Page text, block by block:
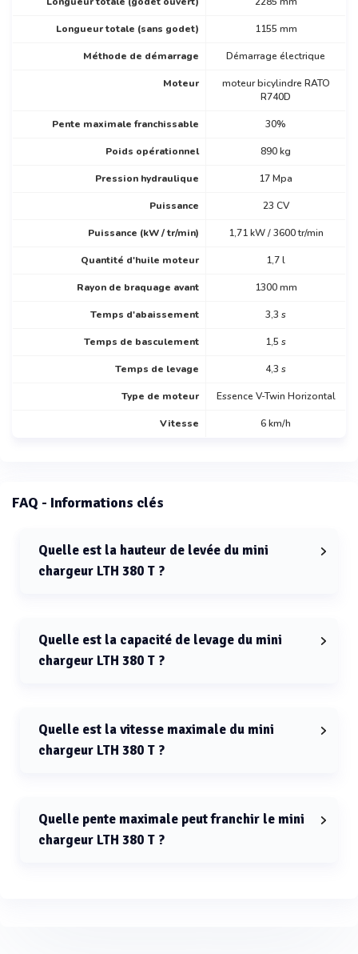
Longueur totale (sans godet) 1155 mm
Méthode de démarrage Démarrage électrique
Moteur
moteur bicylindre RATO
R740D
Pente maximale franchissable 30%
Poids opérationnel 890 kg
Pression hydraulique 17 Mpa
Puissance 23 CV
Puissance (kW / tr/min) 1,71 kW / 3600 tr/min
Quantité d'huile moteur 1,7 l
Rayon de braquage avant 1300 mm
Temps d'abaissement 3,3 s
Temps de basculement 1,5 s
Temps de levage 4,3 s
Type de moteur Essence V-Twin Horizontal
Vitesse 6 km/h
FAQ - Informations clés
Quelle est la hauteur de levée du mini
chargeur LTH 380 T ?
Quelle est la capacité de levage du mini
chargeur LTH 380 T ?
Quelle est la vitesse maximale du mini
chargeur LTH 380 T ?
Quelle pente maximale peut franchir le mini
chargeur LTH 380 T ?